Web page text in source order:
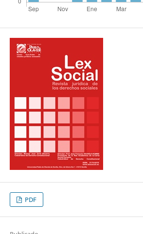
PDF